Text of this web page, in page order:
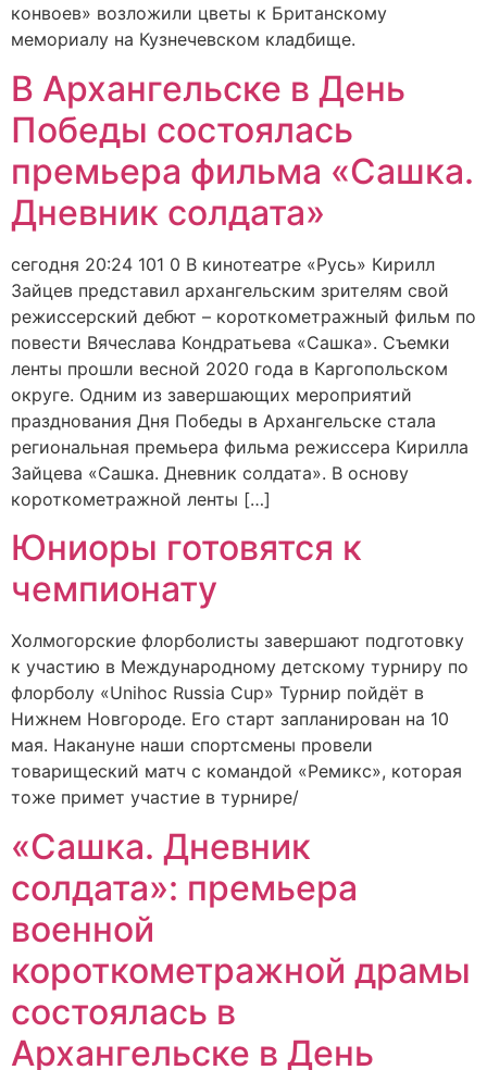
конвоев» возложили цветы к Британскому
мемориалу на Кузнечевском кладбище.
В Архангельске в День
Победы состоялась
премьера фильма «Сашка.
Дневник солдата»
сегодня 20:24 101 0 В кинотеатре «Русь» Кирилл
Зайцев представил архангельским зрителям свой
режиссерский дебют – короткометражный фильм по
повести Вячеслава Кондратьева «Сашка». Съемки
ленты прошли весной 2020 года в Каргопольском
округе. Одним из завершающих мероприятий
празднования Дня Победы в Архангельске стала
региональная премьера фильма режиссера Кирилла
Зайцева «Сашка. Дневник солдата». В основу
короткометражной ленты […]
Юниоры готовятся к
чемпионату
Холмогорские флорболисты завершают подготовку
к участию в Международному детскому турниру по
флорболу «Unihoc Russia Cup» Турнир пойдёт в
Нижнем Новгороде. Его старт запланирован на 10
мая. Накануне наши спортсмены провели
товарищеский матч с командой «Ремикс», которая
тоже примет участие в турнире/
«Сашка. Дневник
солдата»: премьера
военной
короткометражной драмы
состоялась в
Архангельске в День